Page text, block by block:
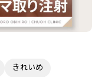
きれいめ